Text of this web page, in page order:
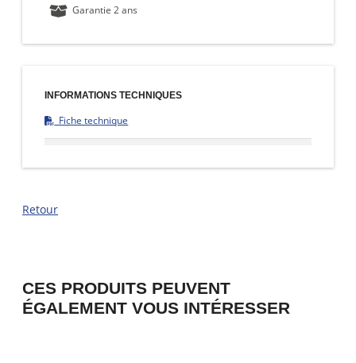
Garantie 2 ans
INFORMATIONS TECHNIQUES
Fiche technique
Retour
CES PRODUITS PEUVENT
ÉGALEMENT VOUS INTÉRESSER